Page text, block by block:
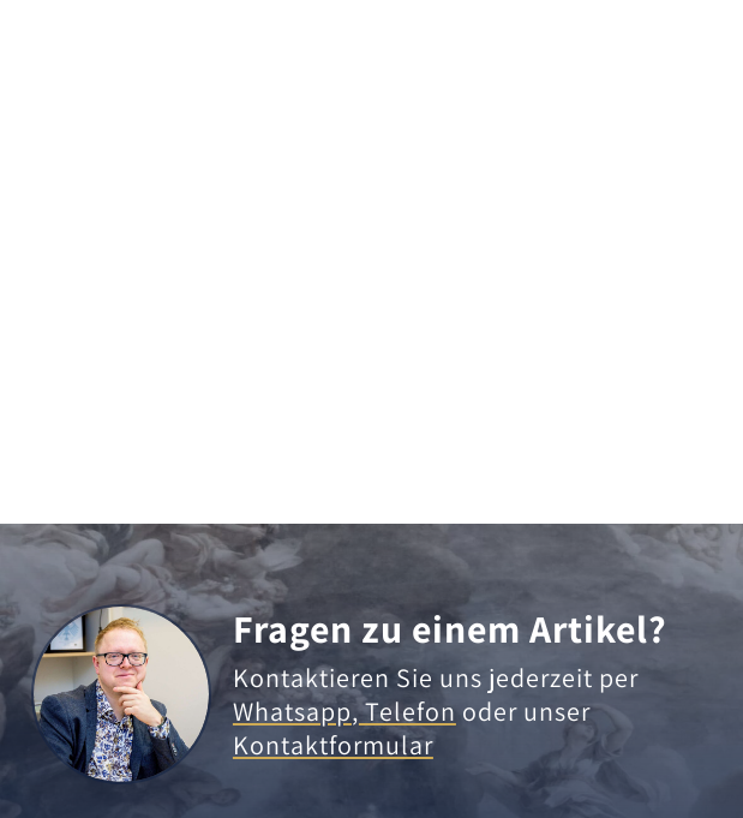
Fragen zu einem Artikel?
Kontaktieren Sie uns jederzeit per
Whatsapp,Telefonoder unser
Kontaktformular